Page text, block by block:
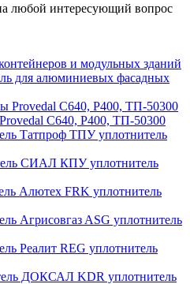
любой интересующий вопрос
и модульных зданий
для алюминиевых фасадных
С640, Р400, ТП-50300
ТПУ уплотнитель
КПУ уплотнитель
FRK уплотнитель
ASG уплотнитель
REG уплотнитель
KDR уплотнитель